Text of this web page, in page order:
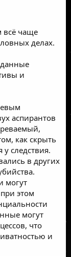
всё чаще
делах.
и
аспирантов
как скрыть
следствия.
в других
могут
этом
могут
что
и